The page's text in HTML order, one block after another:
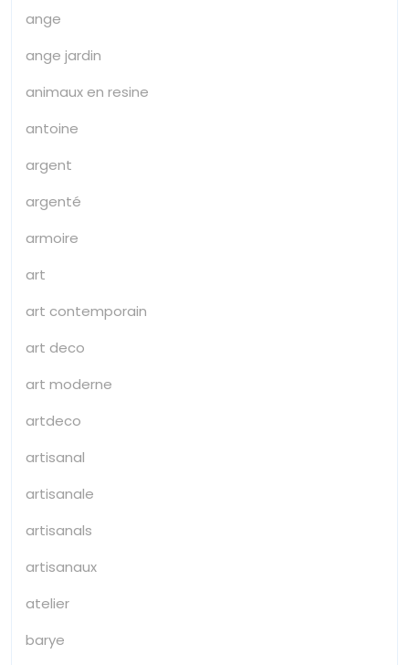
ange
ange jardin
animaux en resine
antoine
argent
argenté
armoire
art
art contemporain
art deco
art moderne
artdeco
artisanal
artisanale
artisanals
artisanaux
atelier
barye